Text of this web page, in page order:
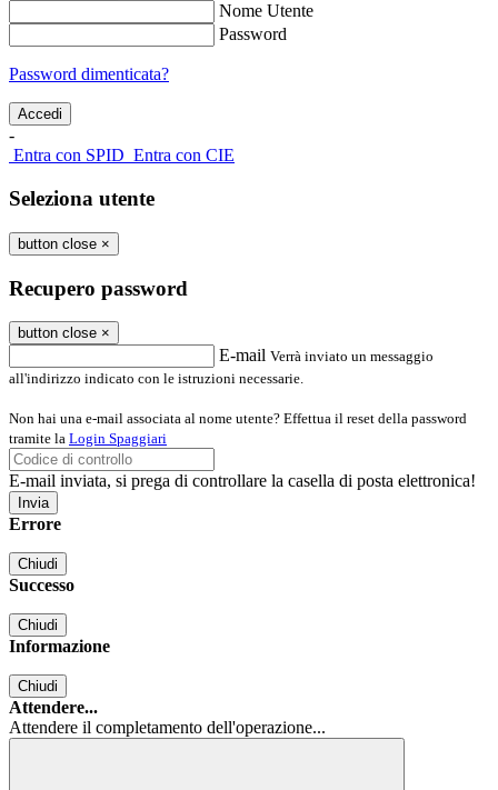
Nome Utente
Password
Password dimenticata?
-
Entra con SPID Entra con CIE
Seleziona utente
button close ×
Recupero password
button close ×
E-mail Verrà inviato un messaggio
all'indirizzo indicato con le istruzioni necessarie.
Non hai una e-mail associata al nome utente? Effettua il reset della password
tramite la Login Spaggiari
E-mail inviata, si prega di controllare la casella di posta elettronica!
Errore
Chiudi
Successo
Chiudi
Informazione
Chiudi
Attendere...
Attendere il completamento dell'operazione...